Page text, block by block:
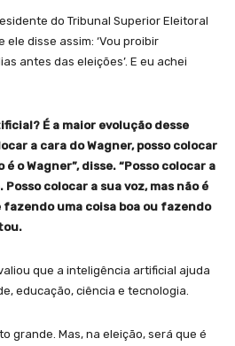
do Tribunal Superior Eleitoral
ele disse assim: ‘Vou proibir
antes das eleições’. E eu achei
É a maior evolução desse
a cara do Wagner, posso colocar
é o Wagner”, disse. “Posso colocar a
Posso colocar a sua voz, mas não é
fazendo uma coisa boa ou fazendo
que a inteligência artificial ajuda
educação, ciência e tecnologia.
grande. Mas, na eleição, será que é